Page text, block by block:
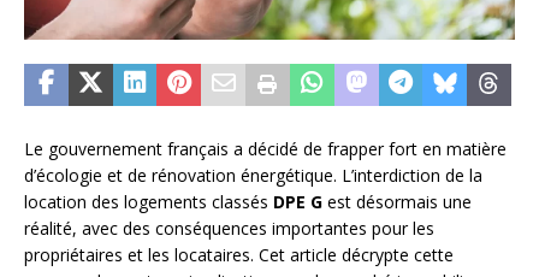
Le gouvernement français a décidé de frapper fort en matière
d’écologie et de rénovation énergétique. L’interdiction de la
location des logements classés DPE G est désormais une
réalité, avec des conséquences importantes pour les
propriétaires et les locataires. Cet article décrypte cette